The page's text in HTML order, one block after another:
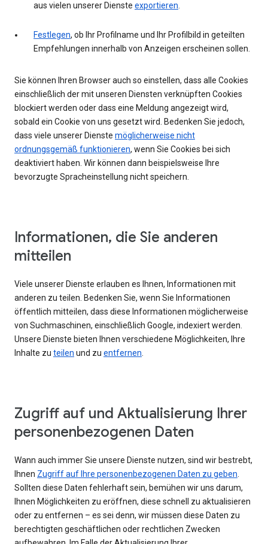
aus vielen unserer Dienste exportieren.
Festlegen, ob Ihr Profilname und Ihr Profilbild in geteilten
Empfehlungen innerhalb von Anzeigen erscheinen sollen.
Sie können Ihren Browser auch so einstellen, dass alle Cookies
einschließlich der mit unseren Diensten verknüpften Cookies
blockiert werden oder dass eine Meldung angezeigt wird,
sobald ein Cookie von uns gesetzt wird. Bedenken Sie jedoch,
dass viele unserer Dienste möglicherweise nicht
ordnungsgemäß funktionieren, wenn Sie Cookies bei sich
deaktiviert haben. Wir können dann beispielsweise Ihre
bevorzugte Spracheinstellung nicht speichern.
Informationen, die Sie anderen
mitteilen
Viele unserer Dienste erlauben es Ihnen, Informationen mit
anderen zu teilen. Bedenken Sie, wenn Sie Informationen
öffentlich mitteilen, dass diese Informationen möglicherweise
von Suchmaschinen, einschließlich Google, indexiert werden.
Unsere Dienste bieten Ihnen verschiedene Möglichkeiten, Ihre
Inhalte zu teilen und zu entfernen.
Zugriff auf und Aktualisierung Ihrer
personenbezogenen Daten
Wann auch immer Sie unsere Dienste nutzen, sind wir bestrebt,
Ihnen Zugriff auf Ihre personenbezogenen Daten zu geben.
Sollten diese Daten fehlerhaft sein, bemühen wir uns darum,
Ihnen Möglichkeiten zu eröffnen, diese schnell zu aktualisieren
oder zu entfernen – es sei denn, wir müssen diese Daten zu
berechtigten geschäftlichen oder rechtlichen Zwecken